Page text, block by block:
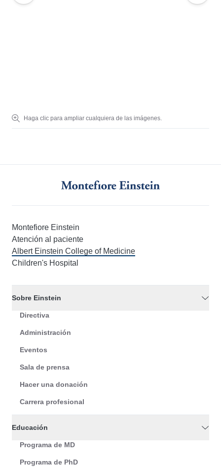
Haga clic para ampliar cualquiera de las imágenes.
Montefiore Einstein
Atención al paciente
Albert Einstein College of Medicine
Children's Hospital
Sobre Einstein
Directiva
Administración
Eventos
Sala de prensa
Hacer una donación
Carrera profesional
Educación
Programa de MD
Programa de PhD